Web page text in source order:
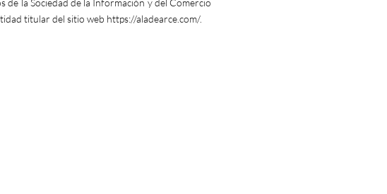
titular del sitio web https://aladearce.com/.